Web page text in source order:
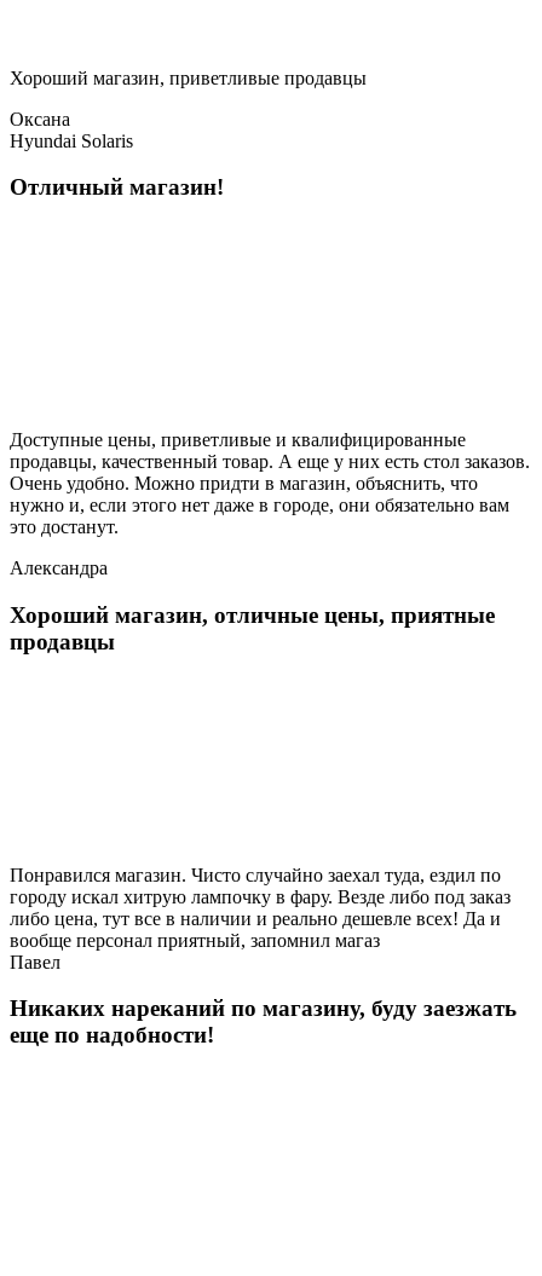
Хороший магазин, приветливые продавцы
Оксана
Hyundai Solaris
Отличный магазин!
Доступные цены, приветливые и квалифицированные
продавцы, качественный товар. А еще у них есть стол заказов.
Очень удобно. Можно придти в магазин, объяснить, что
нужно и, если этого нет даже в городе, они обязательно вам
это достанут.
Александра
Хороший магазин, отличные цены, приятные
продавцы
Понравился магазин. Чисто случайно заехал туда, ездил по
городу искал хитрую лампочку в фару. Везде либо под заказ
либо цена, тут все в наличии и реально дешевле всех! Да и
вообще персонал приятный, запомнил магаз
Павел
Никаких нареканий по магазину, буду заезжать
еще по надобности!